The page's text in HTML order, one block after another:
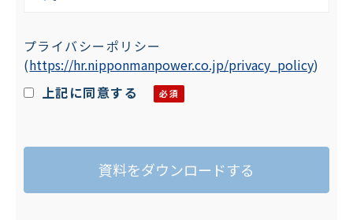
理者：プライバシーマーク委員会 委員長
〒101-0042 東京都千代田区神田東松下町
４７－１
TEL：03-5294-5011 FAX：03-5294-
２．個人情報の利用目的
お客様がご自身の個人情報を弊社に提供さ
プライバシーポリシー
(https://hr.nipponmanpower.co.jp/privacy_policy)
上記に同意する